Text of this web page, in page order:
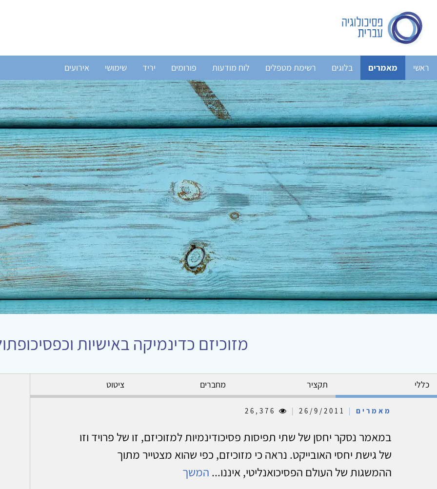
ראשי מאמרים בלוגים רשימת מטפלים לוח מודעות פורומים יריד שימושי אירועים
מזוכיזם כדינמיקה באישיות
כללי תקציר מחברים ציטוט
מאמרים |
|
במאמר נסקר יחסן של שתי תפיסות פסיכודינמיות למזוכיזם, זו של פרויד וזו
של גישת יחסי האובייקט. נראה כי מזוכיזם, כפי שהוא מצטייר מתוך
ההמשגות של העולם הפסיכואנליטי, איננו... המשך